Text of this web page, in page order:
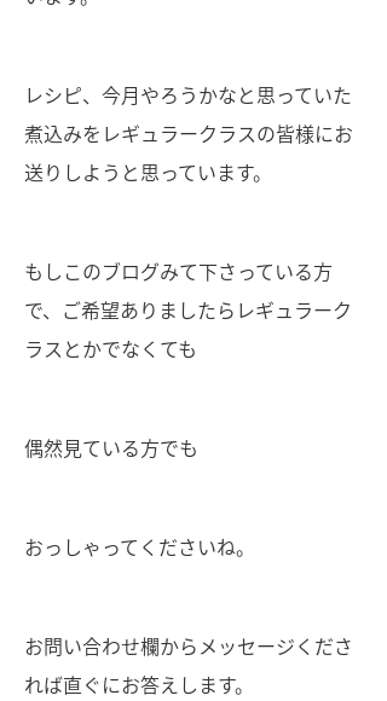
レシピ、今月やろうかなと思っていた
煮込みをレギュラークラスの皆様にお
送りしようと思っています。
もしこのブログみて下さっている方
で、ご希望ありましたらレギュラーク
ラスとかでなくても
偶然見ている方でも
おっしゃってくださいね。
お問い合わせ欄からメッセージくださ
れば直ぐにお答えします。